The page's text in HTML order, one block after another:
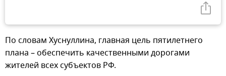
По словам Хуснуллина, главная цель пятилетнего
плана – обеспечить качественными дорогами
жителей всех субъектов РФ.